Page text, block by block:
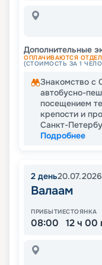
Дополнительные
ОПЛАЧИВАЮТСЯ
(СТОИМОСТЬ ЗА 1
Знакомство с
автобусно-
посещением
крепости и
Санкт-
Подробнее
2 день20.07.2026
Валаам
ПРИБЫТИЕ
08:00
СТОЯНКА
12 ч 00